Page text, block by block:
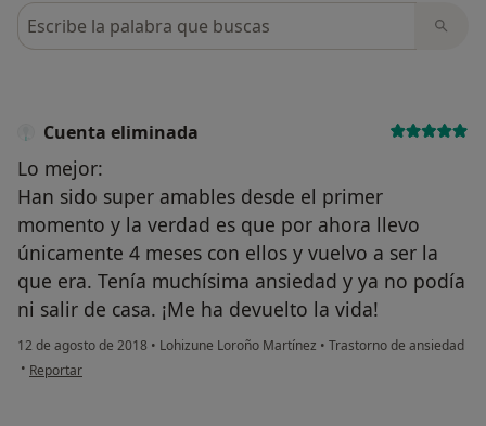
Busca en opiniones
Cuenta eliminada
Lo mejor:
Han sido super amables desde el primer
momento y la verdad es que por ahora llevo
únicamente 4 meses con ellos y vuelvo a ser la
que era. Tenía muchísima ansiedad y ya no podía
ni salir de casa. ¡Me ha devuelto la vida!
12 de agosto de 2018 • Lohizune Loroño Martínez • Trastorno de ansiedad
• en opinión del usuario Cuenta eliminada
Reportar